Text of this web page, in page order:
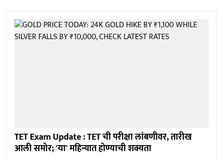
TET Exam Update : TET ची परीक्षा लांबणीवर, तारीख
आली समोर; 'या' महिन्यात होण्याची शक्यता